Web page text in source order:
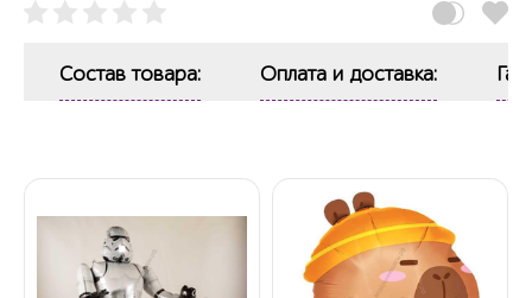
Состав товара: Оплата и доставка: